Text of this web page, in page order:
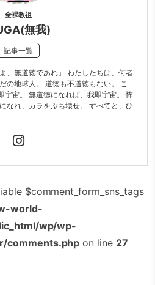
全裸教祖
無我)
記事一覧
、無道徳であれ」 わたしたちは、何者
の地球人。 道徳も不道徳もない。 こ
宇宙。 無道徳になれば、我即宇宙。 怖
なれ、カラをぶち壊せ。 すべてと、ひ
$comment_form_sns_tags
world-
wp/wp-
comments.php on line 27